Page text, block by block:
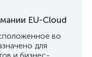
EU-Cloud
во
для